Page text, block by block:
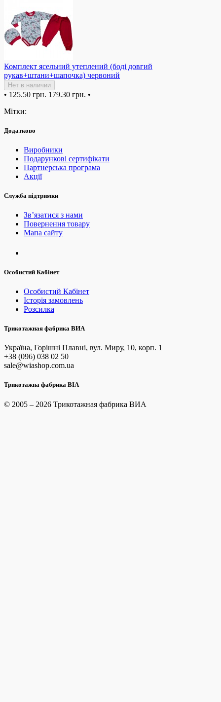
Комплект ясельний утеплений (боді довгий
рукав+штани+шапочка) червоний
Нет в наличии
• 125.50 грн. 179.30 грн. •
Мітки:
Додатково
Виробники
Подарункові сертифікати
Партнерська програма
Акції
Служба підтримки
Зв’язатися з нами
Повернення товару
Мапа сайту
Особистий Кабінет
Особистий Кабінет
Історія замовлень
Розсилка
Трикотажная фабрика ВИА
Україна, Горішні Плавні, вул. Миру, 10, корп. 1
+38 (096) 038 02 50
sale@wiashop.com.ua
Трикотажна фабрика ВІА
© 2005 – 2026 Трикотажная фабрика ВИА